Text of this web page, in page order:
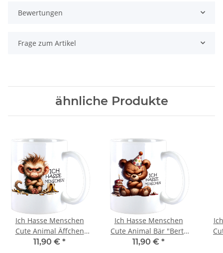
Bewertungen
Frage zum Artikel
ähnliche Produkte
Ich Hasse Menschen
Cute Animal Äffchen
"Tom" Teebecher -
11,90 € *
Ich Hasse Menschen
Cute Animal Bär "Bert"
Teebecher -
11,90 € *